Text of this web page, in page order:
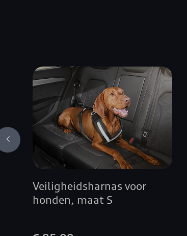
Veiligheidsharnas voor
honden, maat S